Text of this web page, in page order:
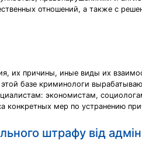
отношений, а также с
их причины, иные виды их
базе криминологи
экономистам,
конкретных мер по устранению
штрафу від